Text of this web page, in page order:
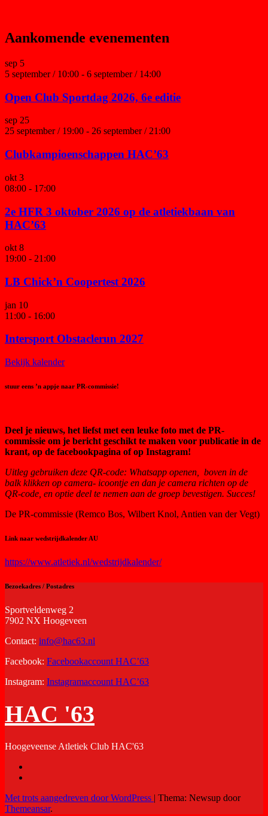
Aankomende evenementen
sep 5
5 september / 10:00 - 6 september / 14:00
Open Club Sportdag 2026, 6e editie
sep 25
25 september / 19:00 - 26 september / 21:00
Clubkampioenschappen HAC’63
okt 3
08:00 - 17:00
2e HFR 3 oktober 2026 op de atletiekbaan van
HAC’63
okt 8
19:00 - 21:00
LB Chick’n Coopertest 2026
jan 10
11:00 - 16:00
Intersport Obstaclerun 2027
Bekijk kalender
stuur eens ’n appje naar PR-commissie!
Deel je nieuws, het liefst met een leuke foto met de PR-
commissie om je bericht geschikt te maken voor publicatie in de
krant, op de facebookpagina of op Instagram!
Uitleg gebruiken deze QR-code: Whatsapp openen, boven in de
balk klikken op camera- icoontje en dan je camera richten op de
QR-code, en optie deel te nemen aan de groep bevestigen. Succes!
De PR-commissie (Remco Bos, Wilbert Knol, Antien van der Vegt)
Link naar wedstrijdkalender AU
https://www.atletiek.nl/wedstrijdkalender/
Bezoekadres / Postadres
Sportveldenweg 2
7902 NX Hoogeveen
Contact: info@hac63.nl
Facebook: Facebookaccount HAC’63
Instagram: Instagramaccount HAC’63
HAC '63
Hoogeveense Atletiek Club HAC'63
Met trots aangedreven door WordPress | Thema: Newsup door
Themeansar.